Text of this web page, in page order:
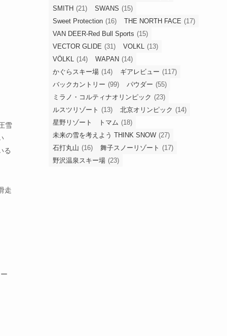
雪
る
走
SMITH (21) SWANS (15)
Sweet Protection (16) THE NORTH FACE (17)
VAN DEER-Red Bull Sports (15)
VECTOR GLIDE (31) VOLKL (13)
VÖLKL (14) WAPAN (14)
かぐらスキー場 (14) ギアレビュー (117)
バックカントリー (99) パウダー (55)
ミラノ・コルティナオリンピック (23)
ルスツリゾート (13) 北京オリンピック (14)
星野リゾート トマム (18)
未来の雪を考えよう THINK SNOW (27)
石打丸山 (16) 舞子スノーリゾート (17)
野沢温泉スキー場 (23)